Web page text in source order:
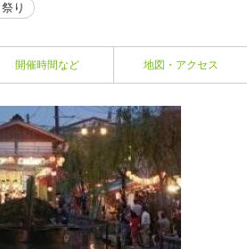
祭り
開催時間など 地図・アクセス